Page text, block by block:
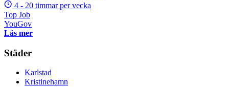
4 - 20 timmar per vecka
Top Job
YouGov
Läs mer
Städer
Karlstad
Kristinehamn